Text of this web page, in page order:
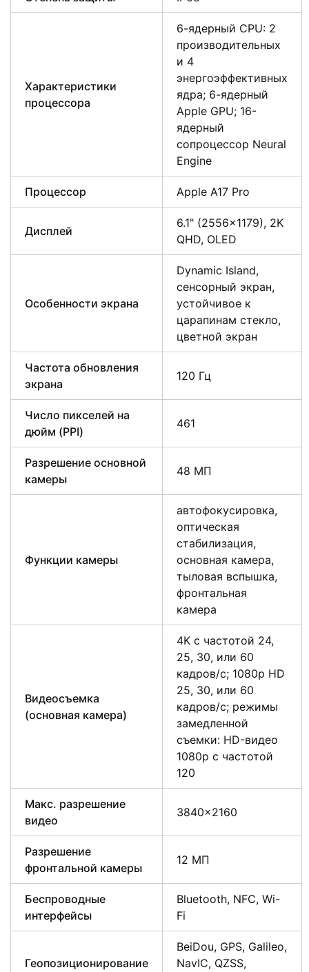
Характеристики
процессора
6-ядерный CPU: 2
производительных
и 4
энергоэффективных
ядра; 6-ядерный
Apple GPU; 16-
ядерный
сопроцессор Neural
Engine
Процессор Apple A17 Pro
Дисплей
6.1" (2556×1179), 2K
QHD, OLED
Особенности экрана
Dynamic Island,
сенсорный экран,
устойчивое к
царапинам стекло,
цветной экран
Частота обновления
экрана
120 Гц
Число пикселей на
дюйм (PPI)
461
Разрешение основной
камеры
48 МП
Функции камеры
автофокусировка,
оптическая
стабилизация,
основная камера,
тыловая вспышка,
фронтальная
камера
Видеосъемка
(основная камера)
4K с частотой 24,
25, 30, или 60
кадров/с; 1080p HD
25, 30, или 60
кадров/с; режимы
замедленной
съемки: HD-видео
1080р c частотой
120
Макс. разрешение
видео
3840×2160
Разрешение
фронтальной камеры
12 МП
Беспроводные
интерфейсы
Bluetooth, NFC, Wi-
Fi
Геопозиционирование
BeiDou, GPS, Galileo,
NavIC, QZSS,